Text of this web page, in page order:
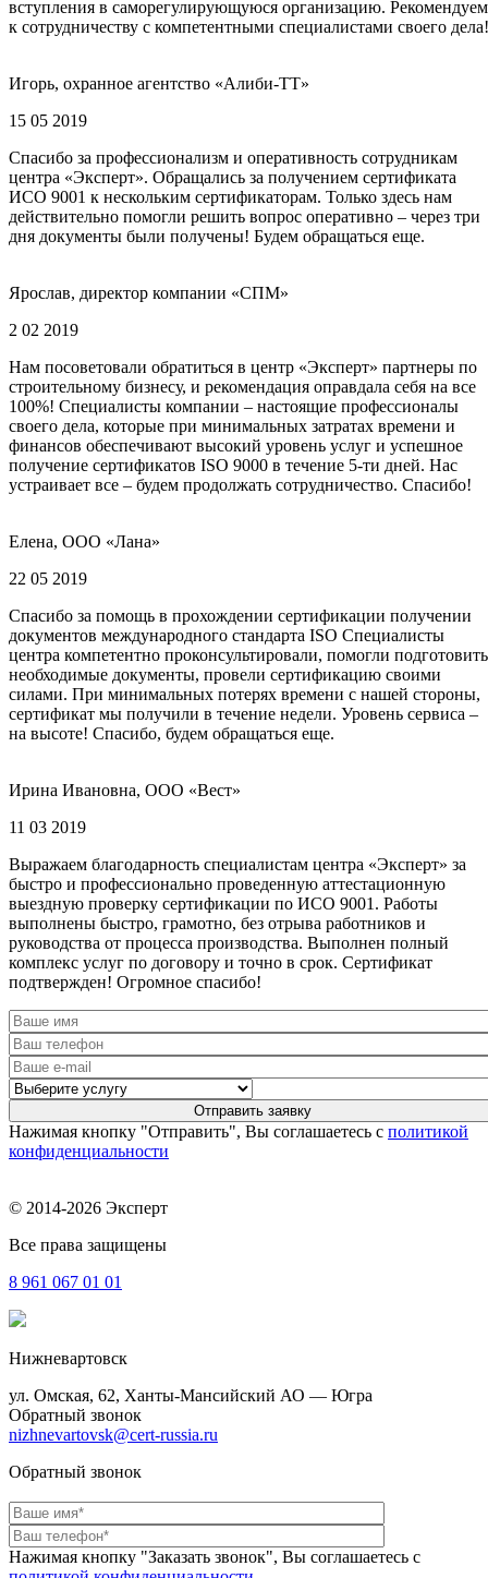
вступления в саморегулирующуюся организацию. Рекомендуем
к сотрудничеству с компетентными специалистами своего дела!
Игорь, охранное агентство «Алиби-ТТ»
15 05 2019
Спасибо за профессионализм и оперативность сотрудникам
центра «Эксперт». Обращались за получением сертификата
ИСО 9001 к нескольким сертификаторам. Только здесь нам
действительно помогли решить вопрос оперативно – через три
дня документы были получены! Будем обращаться еще.
Ярослав, директор компании «СПМ»
2 02 2019
Нам посоветовали обратиться в центр «Эксперт» партнеры по
строительному бизнесу, и рекомендация оправдала себя на все
100%! Специалисты компании – настоящие профессионалы
своего дела, которые при минимальных затратах времени и
финансов обеспечивают высокий уровень услуг и успешное
получение сертификатов ISO 9000 в течение 5-ти дней. Нас
устраивает все – будем продолжать сотрудничество. Спасибо!
Елена, ООО «Лана»
22 05 2019
Спасибо за помощь в прохождении сертификации получении
документов международного стандарта ISO Специалисты
центра компетентно проконсультировали, помогли подготовить
необходимые документы, провели сертификацию своими
силами. При минимальных потерях времени с нашей стороны,
сертификат мы получили в течение недели. Уровень сервиса –
на высоте! Спасибо, будем обращаться еще.
Ирина Ивановна, ООО «Вест»
11 03 2019
Выражаем благодарность специалистам центра «Эксперт» за
быстро и профессионально проведенную аттестационную
выездную проверку сертификации по ИСО 9001. Работы
выполнены быстро, грамотно, без отрыва работников и
руководства от процесса производства. Выполнен полный
комплекс услуг по договору и точно в срок. Сертификат
подтвержден! Огромное спасибо!
Нажимая кнопку "Отправить", Вы соглашаетесь с политикой
конфиденциальности
© 2014-2026 Эксперт
Все права защищены
8 961 067 01 01
Нижневартовск
ул. Омская, 62, Ханты-Мансийский АО — Югра
Обратный звонок
nizhnevartovsk@cert-russia.ru
Обратный звонок
Нажимая кнопку "Заказать звонок", Вы соглашаетесь с